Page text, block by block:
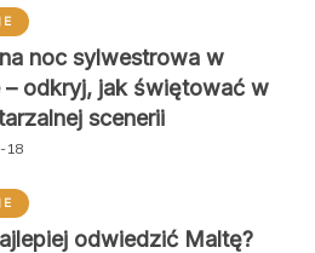
noc sylwestrowa w
– odkryj, jak świętować w
scenerii
18
odwiedzić Maltę?